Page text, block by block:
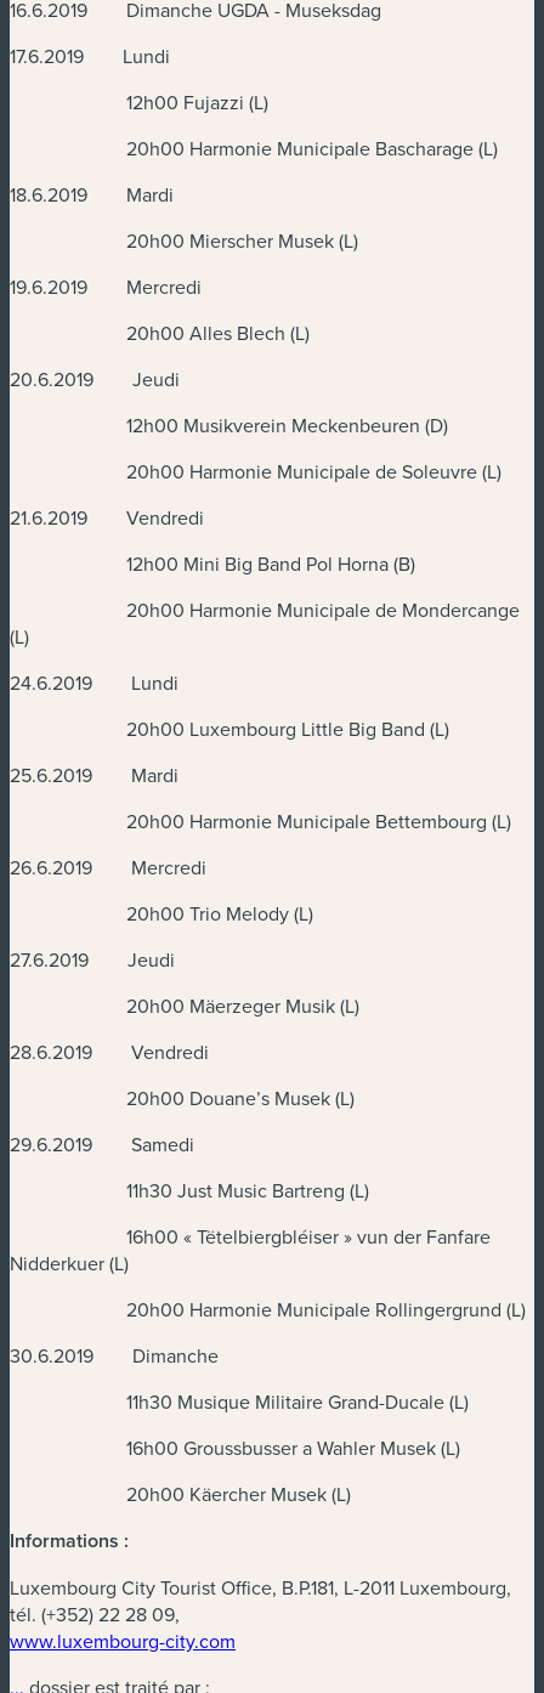
16.6.2019 Dimanche UGDA - Museksdag
17.6.2019 Lundi
12h00 Fujazzi (L)
20h00 Harmonie Municipale Bascharage (L)
18.6.2019 Mardi
20h00 Mierscher Musek (L)
19.6.2019 Mercredi
20h00 Alles Blech (L)
20.6.2019 Jeudi
12h00 Musikverein Meckenbeuren (D)
20h00 Harmonie Municipale de Soleuvre (L)
21.6.2019 Vendredi
12h00 Mini Big Band Pol Horna (B)
20h00 Harmonie Municipale de Mondercange
(L)
24.6.2019 Lundi
20h00 Luxembourg Little Big Band (L)
25.6.2019 Mardi
20h00 Harmonie Municipale Bettembourg (L)
26.6.2019 Mercredi
20h00 Trio Melody (L)
27.6.2019 Jeudi
20h00 Mäerzeger Musik (L)
28.6.2019 Vendredi
20h00 Douane’s Musek (L)
29.6.2019 Samedi
11h30 Just Music Bartreng (L)
16h00 « Tëtelbiergbléiser » vun der Fanfare
Nidderkuer (L)
20h00 Harmonie Municipale Rollingergrund (L)
30.6.2019 Dimanche
11h30 Musique Militaire Grand-Ducale (L)
16h00 Groussbusser a Wahler Musek (L)
20h00 Käercher Musek (L)
Informations :
Luxembourg City Tourist Office, B.P.181, L-2011 Luxembourg,
tél. (+352) 22 28 09,
www.luxembourg-city.com
... dossier est traité par :